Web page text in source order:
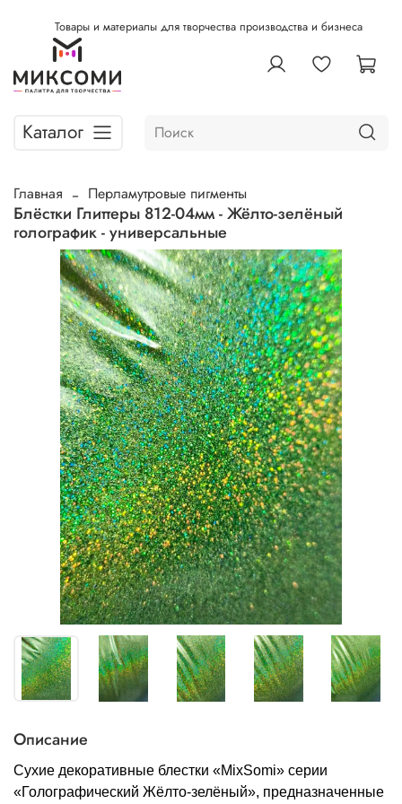
Товары и материалы для творчества производства и бизнеса
Каталог
Главная Перламутровые пигменты
Блёстки Глиттеры 812-04мм - Жёлто-зелёный
голографик - универсальные
Описание
Сухие декоративные блестки «MixSomi» серии
«Голографический Жёлто-зелёный», предназначенные